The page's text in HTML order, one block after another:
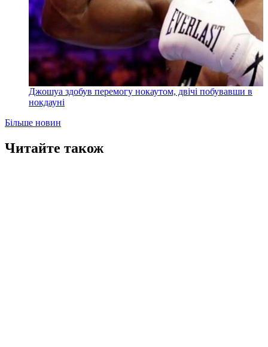
Джошуа здобув перемогу нокаутом, двічі побувавши в
нокдауні
Більше новин
Читайте також